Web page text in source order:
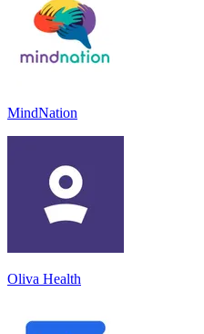
MindNation
Oliva Health